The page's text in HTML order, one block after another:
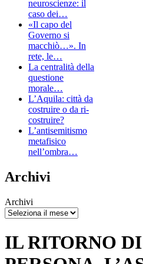
neuroscienze: il
caso dei…
«Il capo del
Governo si
macchiò…». In
rete, le…
La centralità della
questione
morale…
L’Aquila: città da
costruire o da ri-
costruire?
L’antisemitismo
metafisico
nell’ombra…
Archivi
Archivi
IL RITORNO